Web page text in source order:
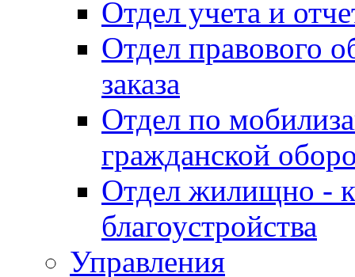
Отдел учета и
Отдел правового
заказа
Отдел по
гражданской
Отдел жилищно -
благоустройства
Управления